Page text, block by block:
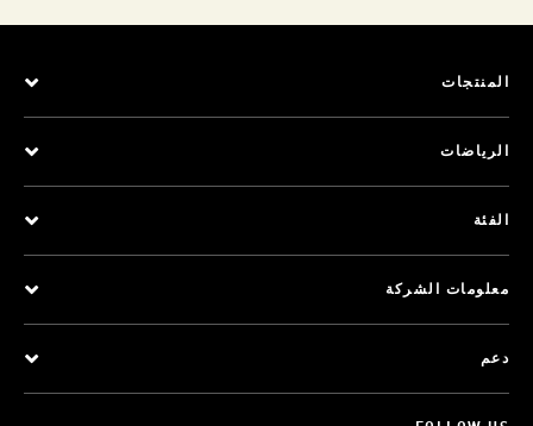
المنتجات
الرياضات
الفئة
معلومات الشركة
دعم